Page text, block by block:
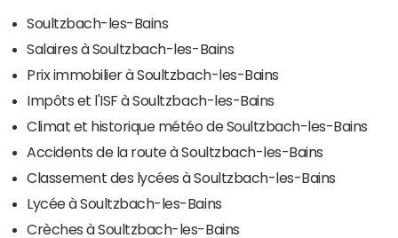
Soultzbach-les-Bains
Salaires à Soultzbach-les-Bains
Prix immobilier à Soultzbach-les-Bains
Impôts et l'ISF à Soultzbach-les-Bains
Climat et historique météo de Soultzbach-les-Bains
Accidents de la route à Soultzbach-les-Bains
Classement des lycées à Soultzbach-les-Bains
Lycée à Soultzbach-les-Bains
Crèches à Soultzbach-les-Bains